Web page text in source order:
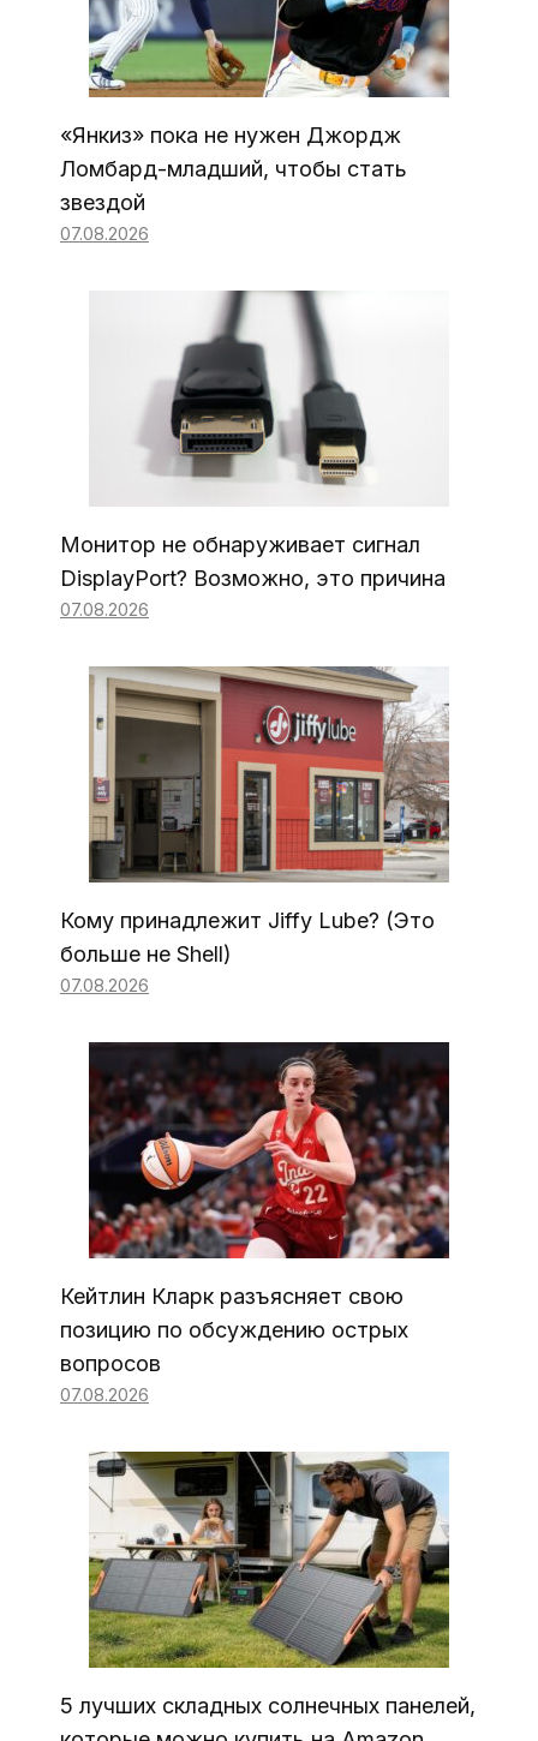
«Янкиз» пока не нужен Джордж
Ломбард-младший, чтобы стать
звездой
07.08.2026
Монитор не обнаруживает сигнал
DisplayPort? Возможно, это причина
07.08.2026
Кому принадлежит Jiffy Lube? (Это
больше не Shell)
07.08.2026
Кейтлин Кларк разъясняет свою
позицию по обсуждению острых
вопросов
07.08.2026
5 лучших складных солнечных панелей,